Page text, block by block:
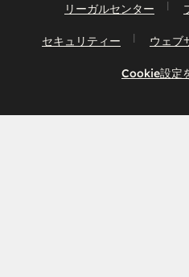
リーガルセンター
セキュリティー ウェブ
Cookie設定